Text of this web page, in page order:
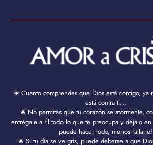
❀ Cuanto comprendes que Dios está contigo, ya
está contra ti...
❀ No permitas que tu corazón se atormente,
entrégale a Él todo lo que te preocupa y déjalo en
puede hacer todo, menos fallarte!
❀ Si tu día se ve gris, puede deberse a que